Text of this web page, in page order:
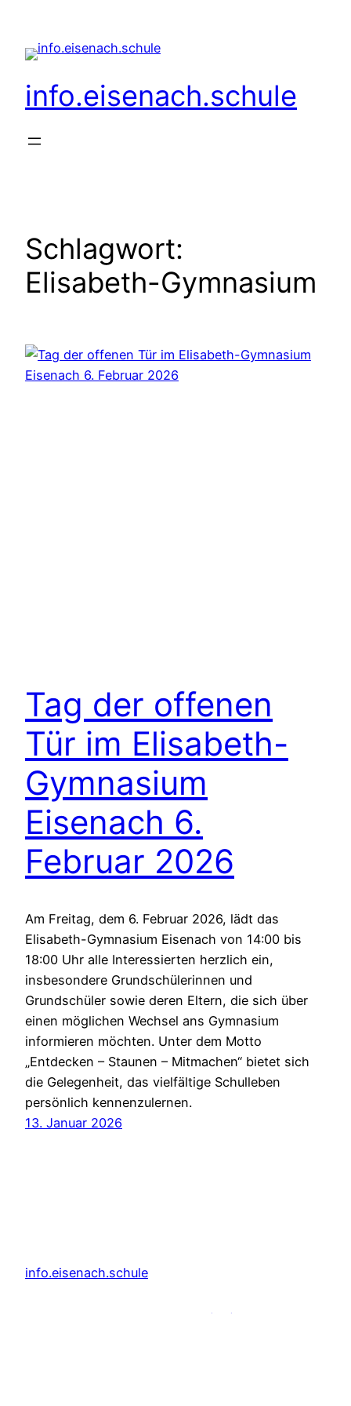
springen
info.eisenach.schule
Schlagwort:
Elisabeth-Gymnasium
Tag der offenen
Tür im Elisabeth-
Gymnasium
Eisenach 6.
Februar 2026
Am Freitag, dem 6. Februar 2026, lädt das
Elisabeth-Gymnasium Eisenach von 14:00 bis
18:00 Uhr alle Interessierten herzlich ein,
insbesondere Grundschülerinnen und
Grundschüler sowie deren Eltern, die sich über
einen möglichen Wechsel ans Gymnasium
informieren möchten. Unter dem Motto
„Entdecken – Staunen – Mitmachen“ bietet sich
die Gelegenheit, das vielfältige Schulleben
persönlich kennenzulernen.
13. Januar 2026
info.eisenach.schule
Cookie (EU) Richtlinie